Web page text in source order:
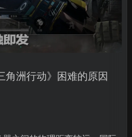
角洲行动》困难的原因